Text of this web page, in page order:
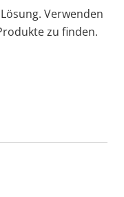
Verwenden
zu finden.